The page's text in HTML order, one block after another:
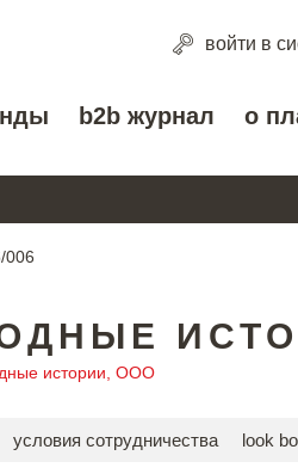
войти в
b2b журнал о
006
истории, ООО
условия сотрудничества look